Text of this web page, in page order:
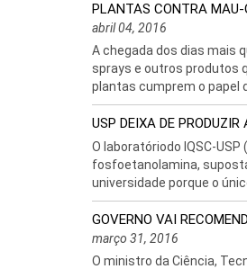
PLANTAS CONTRA MAU-
abril 04, 2016
A chegada dos dias mais
sprays e outros produtos
plantas cumprem o papel
USP DEIXA DE PRODUZIR
O laboratóriodo IQSC-
fosfoetanolamina,
universidade porque o
GOVERNO VAI
março 31, 2016
O ministro da Ciência,